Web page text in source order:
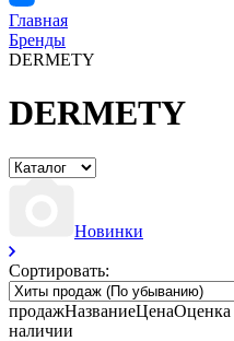
Главная
Бренды
DERMETY
DERMETY
Новинки
Сортировать:
продажНазваниеЦенаОценка
наличии